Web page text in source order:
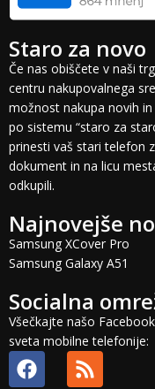
Staro za novo
Če nas obiščete v naši
centru nakupovalnega
možnost nakupa novih
po sistemu “staro za
prinesti vaš stari telefon
dokument in na licu
odkupili.
Najnovejše
Samsung XCover Pro
Samsung Galaxy A51
Socialna
Všečkajte našo
sveta mobilne telefonije: